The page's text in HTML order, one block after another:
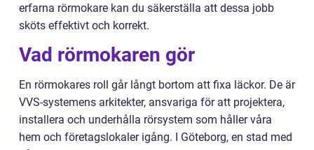
erfarna rörmokare kan du säkerställa att dessa jobb
sköts effektivt och korrekt.
Vad rörmokaren gör
En rörmokares roll går långt bortom att fixa läckor. De är
VVS-systemens arkitekter, ansvariga för att projektera,
installera och underhålla rörsystem som håller våra
hem och företagslokaler igång. I Göteborg, en stad med